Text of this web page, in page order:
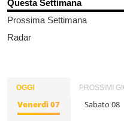
Questa Settimana
Prossima Settimana
Radar
OGGI PROSSIMI
Venerdì 07 Sabato 08